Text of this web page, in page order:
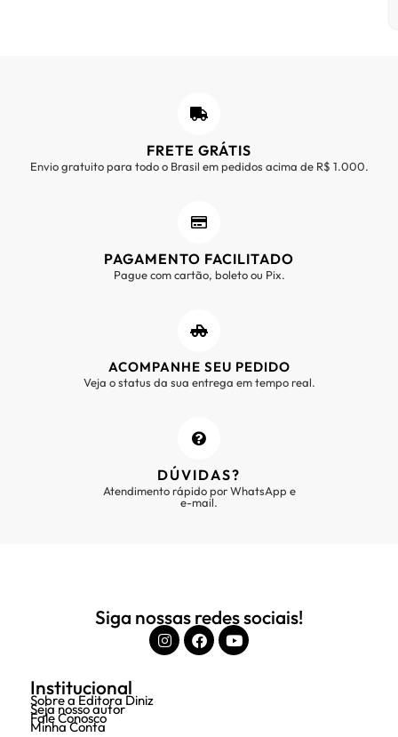
FRETE GRÁTIS
Envio gratuito para todo o Brasil em pedidos acima de R$ 1.000.
PAGAMENTO FACILITADO
Pague com cartão, boleto ou Pix.
ACOMPANHE SEU PEDIDO
Veja o status da sua entrega em tempo real.
DÚVIDAS?
Atendimento rápido por WhatsApp e
e-mail.
Siga nossas redes sociais!
Institucional
Sobre a Editora Diniz
Seja nosso autor
Fale Conosco
Minha Conta